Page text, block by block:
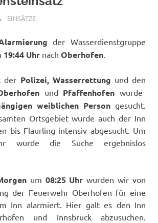
RAINER SCHUCHTER
EINSÄTZE
der Wasserdienstgruppe
19:44 Uhr nach Oberhofen.
der Polizei, Wasserrettung und den
undPfaffenhofen wurde
weiblichen Person gesucht.
Ortsgebiet wurde auch der Inn
bis Flaurling intensiv abgesucht. Um
wurde die Suche ergebnislos
um 08:25 Uhr wurden wir von
der Feuerwehr Oberhofen für eine
Inn alarmiert. Hier galt es den Inn
und Innsbruck abzusuchen.